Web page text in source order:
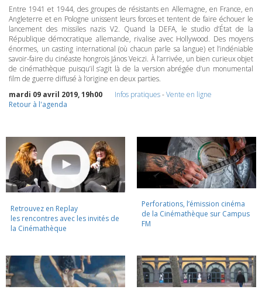
Entre 1941 et 1944, des groupes de résistants en Allemagne, en France, en
Angleterre et en Pologne unissent leurs forces et tentent de faire échouer le
lancement des missiles nazis V2. Quand la DEFA, le studio d’État de la
République démocratique allemande, rivalise avec Hollywood. Des moyens
énormes, un casting international (où chacun parle sa langue) et l’indéniable
savoir-faire du cinéaste hongrois János Veiczi. À l’arrivée, un bien curieux objet
de cinémathèque puisqu’il s’agit là de la version abrégée d’un monumental
film de guerre diffusé à l’origine en deux parties.
mardi 09 avril 2019, 19h00
Infos pratiques-Vente en ligne
Retour à l'agenda
Retrouvez en Replay
les rencontres avec les invités de
la Cinémathèque
Perforations, l’émission cinéma
de la Cinémathèque sur Campus
FM